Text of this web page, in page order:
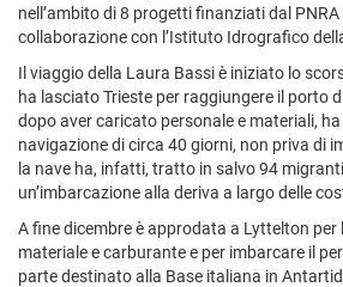
nell’ambito di 8 progetti finanziati dal
collaborazione con l’Istituto Idrografico
Il viaggio della Laura Bassi è iniziato lo
ha lasciato Trieste per raggiungere il porto
dopo aver caricato personale e materiali,
navigazione di circa 40 giorni, non priva di
la nave ha, infatti, tratto in salvo 94
un’imbarcazione alla deriva a largo delle
A fine dicembre è approdata a Lyttelton
materiale e carburante e per imbarcare il
parte destinato alla Base italiana in